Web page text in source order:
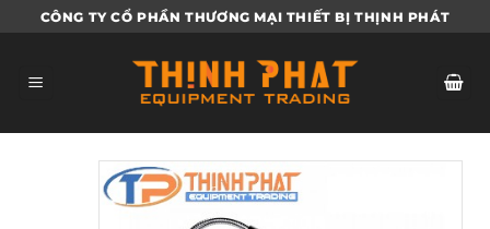
qua
dung
CÔNG TY CỔ PHẦN THƯƠNG MẠI THIẾT BỊ THỊNH PHÁT